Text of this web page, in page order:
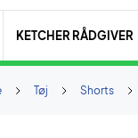
KETCHER RÅDGIVER
Shorts
Tøj